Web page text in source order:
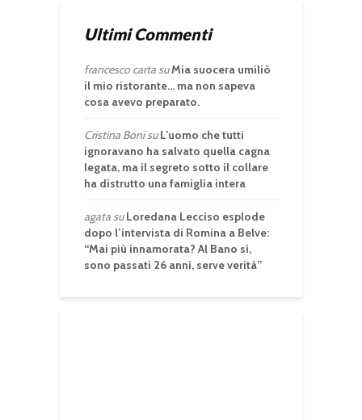
Ultimi Commenti
francesco cartasuMia suocera umiliò
il mio ristorante… ma non sapeva
cosa avevo preparato.
Cristina BonisuL’uomo che tutti
ignoravano ha salvato quella cagna
legata, ma il segreto sotto il collare
ha distrutto una famiglia intera
agatasuLoredana Lecciso esplode
dopo l’intervista di Romina a Belve:
“Mai più innamorata? Al Bano sì,
sono passati 26 anni, serve verità”